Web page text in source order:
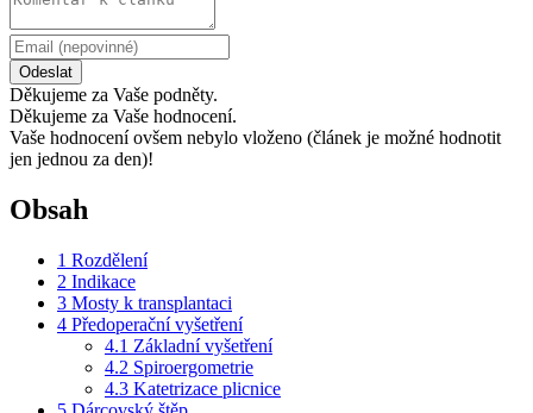
Odeslat
Děkujeme za Vaše podněty.
Děkujeme za Vaše hodnocení.
Vaše hodnocení ovšem nebylo vloženo (článek je možné hodnotit
jen jednou za den)!
Obsah
1 Rozdělení
2 Indikace
3 Mosty k transplantaci
4 Předoperační vyšetření
4.1 Základní vyšetření
4.2 Spiroergometrie
4.3 Katetrizace plicnice